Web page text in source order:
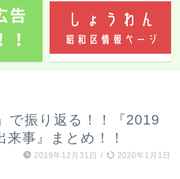
で振り返る！！『2019
来事』まとめ！！
2019年12月31日 / 2020年1月1日